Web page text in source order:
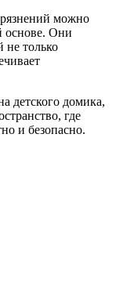
можно
основе. Они
только
детского домика,
где
и безопасно.